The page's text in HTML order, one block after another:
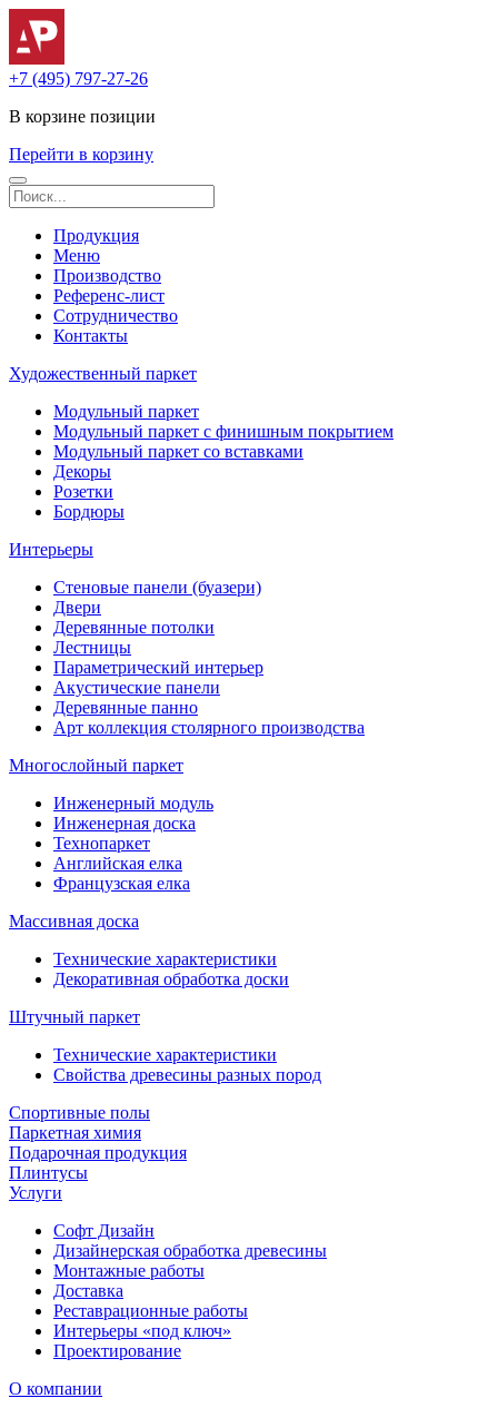
+7 (495) 797-27-26
В корзине позиции
Перейти в корзину
Продукция
Меню
Производство
Референс-лист
Сотрудничество
Контакты
Художественный паркет
Модульный паркет
Модульный паркет с финишным покрытием
Модульный паркет со вставками
Декоры
Розетки
Бордюры
Интерьеры
Стеновые панели (буазери)
Двери
Деревянные потолки
Лестницы
Параметрический интерьер
Акустические панели
Деревянные панно
Арт коллекция столярного производства
Многослойный паркет
Инженерный модуль
Инженерная доска
Технопаркет
Английская елка
Французская елка
Массивная доска
Технические характеристики
Декоративная обработка доски
Штучный паркет
Технические характеристики
Свойства древесины разных пород
Спортивные полы
Паркетная химия
Подарочная продукция
Плинтусы
Услуги
Софт Дизайн
Дизайнерская обработка древесины
Монтажные работы
Доставка
Реставрационные работы
Интерьеры «под ключ»
Проектирование
О компании